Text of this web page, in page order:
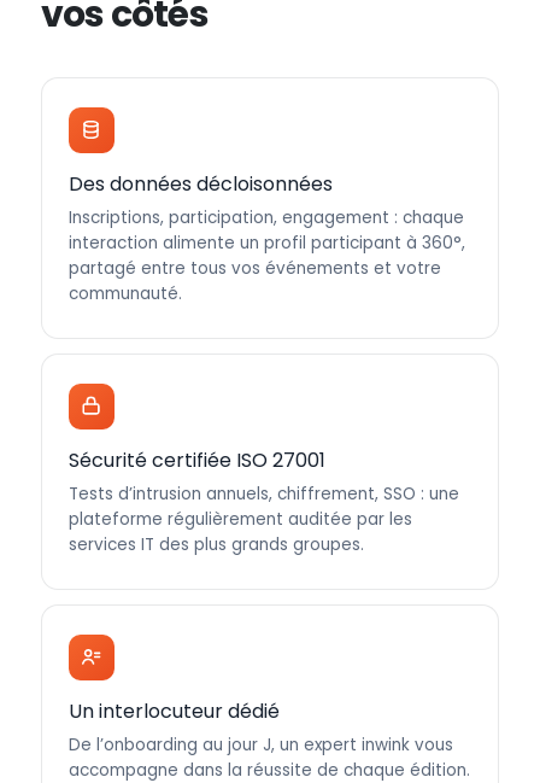
vos côtés
Des données décloisonnées
Inscriptions, participation, engagement : chaque
interaction alimente un profil participant à 360°,
partagé entre tous vos événements et votre
communauté.
Sécurité certifiée ISO 27001
Tests d’intrusion annuels, chiffrement, SSO : une
plateforme régulièrement auditée par les
services IT des plus grands groupes.
Un interlocuteur dédié
De l’onboarding au jour J, un expert inwink vous
accompagne dans la réussite de chaque édition.